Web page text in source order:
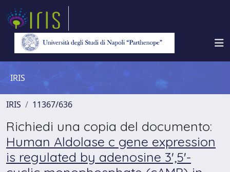
IRIS
IRIS 11367/636
Richiedi una copia del documento:
Human Aldolase c gene expression
is regulated by adenosine 3',5'-